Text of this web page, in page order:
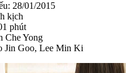
28/01/2015
kịch
phút
Che Yong
Jin Goo, Lee Min Ki